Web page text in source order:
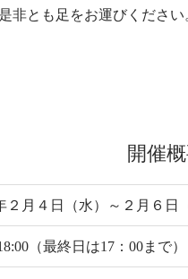
非とも足をお運びください
開催
２月４日（水）～２月６日
（最終日は17：00まで）